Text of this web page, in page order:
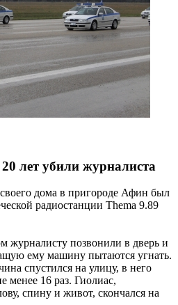
лет убили журналиста
дома в пригороде Афин был
радиостанции Thema 9.89
журналисту позвонили в дверь и
ему машину пытаются угнать.
спустился на улицу, в него
менее 16 раз. Гиолиас,
спину и живот, скончался на